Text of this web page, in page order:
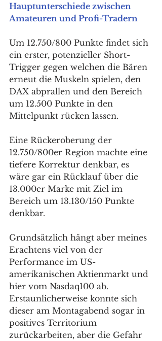
Hauptunterschiede zwischen
Amateuren und Profi-Tradern
Um 12.750/800 Punkte findet sich
ein erster, potenzieller Short-
Trigger gegen welchen die Bären
erneut die Muskeln spielen, den
DAX abprallen und den Bereich
um 12.500 Punkte in den
Mittelpunkt rücken lassen.
Eine Rückeroberung der
12.750/800er Region machte eine
tiefere Korrektur denkbar, es
wäre gar ein Rücklauf über die
13.000er Marke mit Ziel im
Bereich um 13.130/150 Punkte
denkbar.
Grundsätzlich hängt aber meines
Erachtens viel von der
Performance im US-
amerikanischen Aktienmarkt und
hier vom Nasdaq100 ab.
Erstaunlicherweise konnte sich
dieser am Montagabend sogar in
positives Territorium
zurückarbeiten, aber die Gefahr